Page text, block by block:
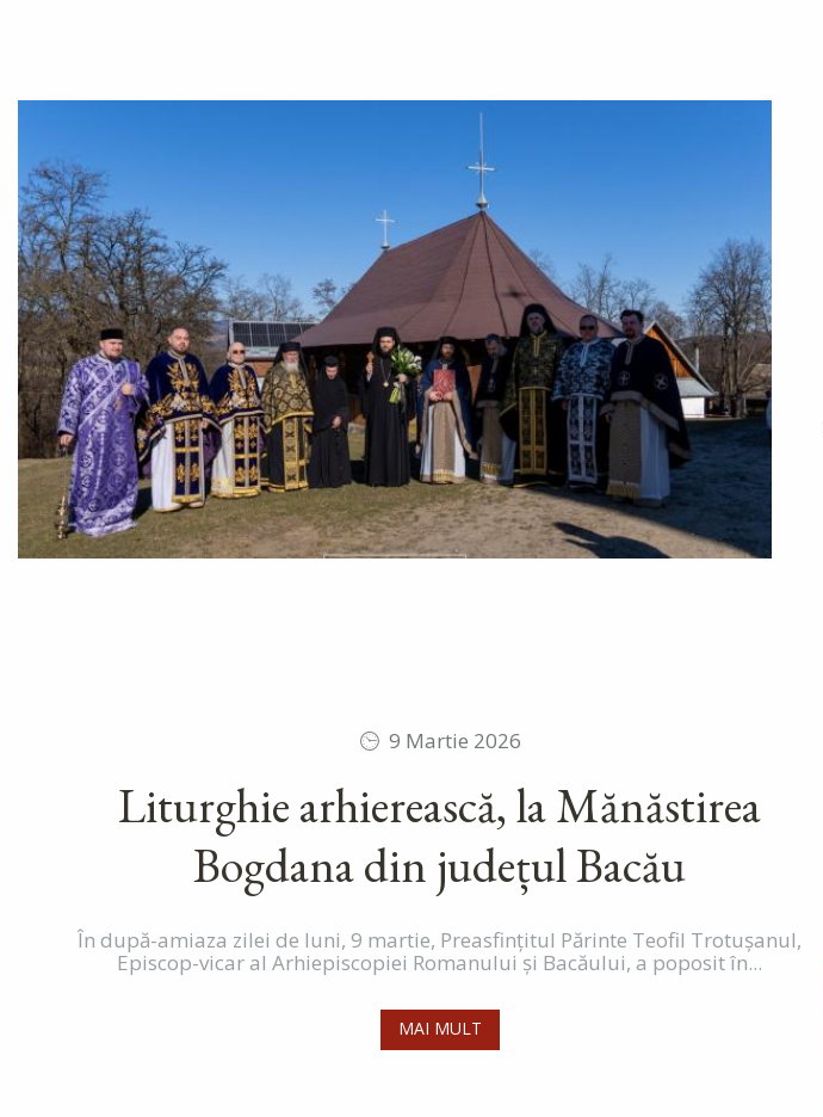
9 Martie 2026
Liturghie arhierească, la Mănăstirea
Bogdana din județul Bacău
În după-amiaza zilei de luni, 9 martie, Preasfințitul Părinte Teofil Trotușanul,
Episcop-vicar al Arhiepiscopiei Romanului și Bacăului, a poposit în...
MAI MULT